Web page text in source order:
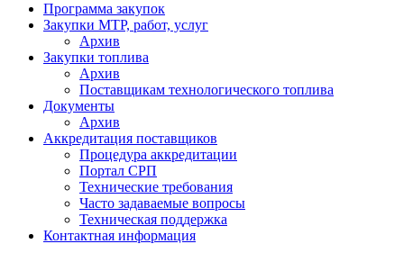
Программа закупок
Закупки МТР, работ, услуг
Архив
Закупки топлива
Архив
Поставщикам технологического топлива
Документы
Архив
Аккредитация поставщиков
Процедура аккредитации
Портал СРП
Технические требования
Часто задаваемые вопросы
Техническая поддержка
Контактная информация